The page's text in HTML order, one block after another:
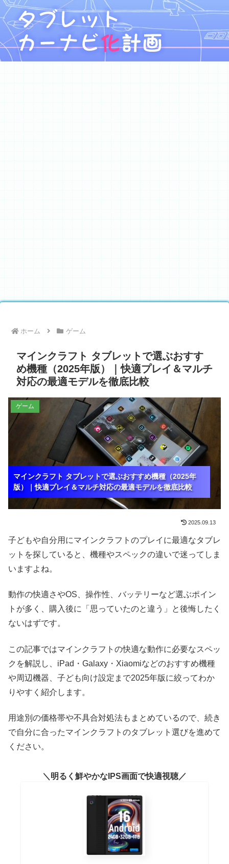
ホーム ゲーム
マインクラフト タブレットで選ぶおすす
め機種（2025年版）｜快適プレイ＆マルチ
対応の最適モデルを徹底比較
マインクラフト タブレットで選ぶおすすめ機種（2025年
版）｜快適プレイ＆マルチ対応の最適モデルを徹底比較
マインクラフト タブレットで選ぶおすすめ機種（2025年
版）｜快適プレイ＆マルチ対応の最適モデルを徹底比較
マインクラフト タブレットで選ぶおすすめ機種（2025年
版）｜快適プレイ＆マルチ対応の最適モデルを徹底比較
ゲーム
2025.09.13
子どもや自分用にマインクラフトのプレイに最適なタブレ
ットを探していると、機種やスペックの違いで迷ってしま
いますよね。
動作の快適さやOS、操作性、バッテリーなど選ぶポイン
トが多く、購入後に「思っていたのと違う」と後悔したく
ないはずです。
この記事ではマインクラフトの快適な動作に必要なスペッ
クを解説し、iPad・Galaxy・Xiaomiなどのおすすめ機種
や周辺機器、子ども向け設定まで2025年版に絞ってわか
りやすく紹介します。
用途別の価格帯や不具合対処法もまとめているので、続き
で自分に合ったマインクラフトのタブレット選びを進めて
ください。
明るく鮮やかなIPS画面で快適視聴